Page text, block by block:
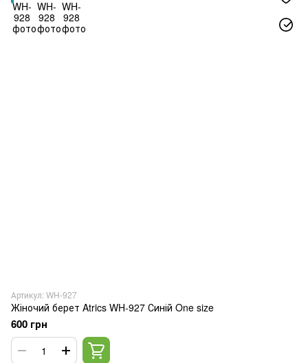
Артикул: WH-927
Жіночий берет Atrics WH-927 Синій One size
600 грн